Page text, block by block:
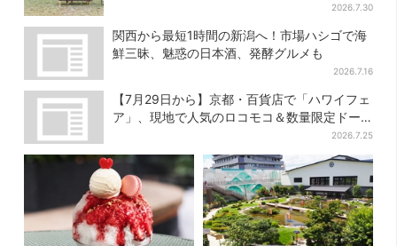
2026.7.30
関西から最短1時間の新潟へ！市場ハシゴで海
鮮三昧、魅惑の日本酒、発酵グルメも
2026.7.16
【7月29日から】京都・百貨店で「ハワイフェ
ア」、現地で人気のロコモコ＆数量限定ドー
2026.7.25